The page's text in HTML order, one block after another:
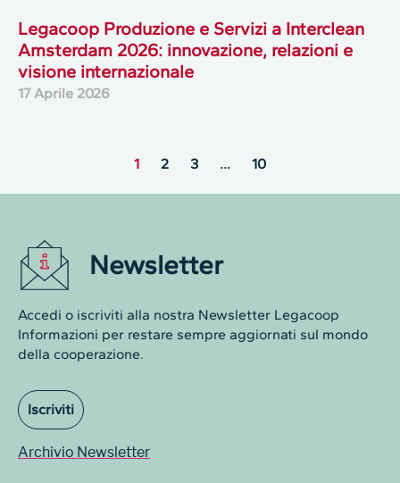
Legacoop Produzione e Servizi a Interclean
Amsterdam 2026: innovazione, relazioni e
visione internazionale
17 Aprile 2026
1 2 3 … 10
Newsletter
Accedi o iscriviti alla nostra Newsletter Legacoop
Informazioni per restare sempre aggiornati sul mondo
della cooperazione.
Iscriviti
Archivio Newsletter